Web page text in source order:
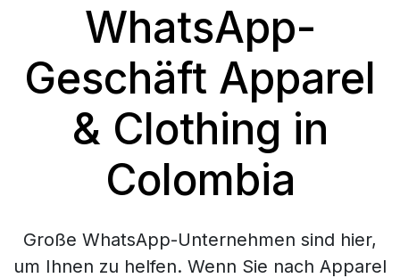
WhatsApp-
Geschäft Apparel
& Clothing in
Colombia
Große WhatsApp-Unternehmen sind hier,
um Ihnen zu helfen. Wenn Sie nach Apparel